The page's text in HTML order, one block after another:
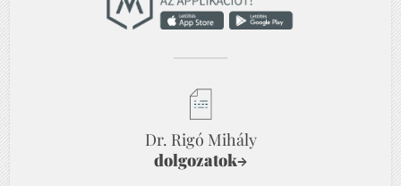
Dr. Rigó Mihály
dolgozatok→